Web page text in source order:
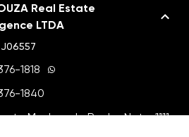
Real Estate
LTDA
J06557
1818
1840
Munhoz da Rocha Neto, 1111